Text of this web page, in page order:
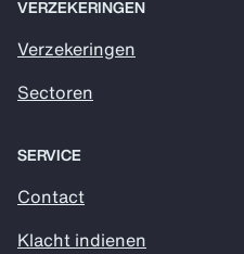
VERZEKERINGEN
Verzekeringen
Sectoren
SERVICE
Contact
Klacht indienen